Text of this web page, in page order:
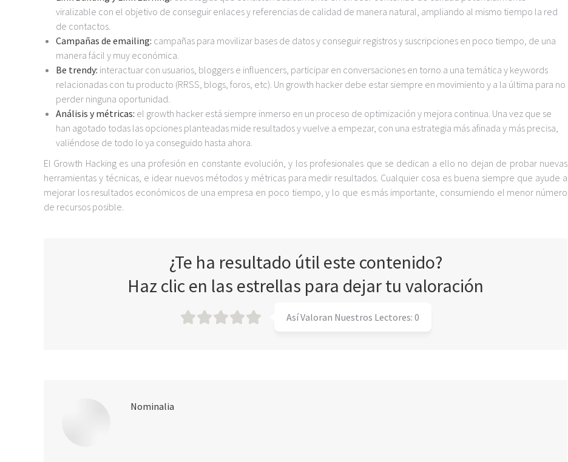
viralizable con el objetivo de conseguir enlaces y referencias de calidad de manera natural, ampliando al mismo tiempo la red
de contactos.
Campañas de emailing: campañas para movilizar bases de datos y conseguir registros y suscripciones en poco tiempo, de una
manera fácil y muy económica.
Be trendy: interactuar con usuarios, bloggers e influencers, participar en conversaciones en torno a una temática y keywords
relacionadas con tu producto (RRSS, blogs, foros, etc). Un growth hacker debe estar siempre en movimiento y a la última para no
perder ninguna oportunidad.
Análisis y métricas: el growth hacker está siempre inmerso en un proceso de optimización y mejora continua. Una vez que se
han agotado todas las opciones planteadas mide resultados y vuelve a empezar, con una estrategia más afinada y más precisa,
valiéndose de todo lo ya conseguido hasta ahora.
El Growth Hacking es una profesión en constante evolución, y los profesionales que se dedican a ello no dejan de probar nuevas
herramientas y técnicas, e idear nuevos métodos y métricas para medir resultados. Cualquier cosa es buena siempre que ayude a
mejorar los resultados económicos de una empresa en poco tiempo, y lo que es más importante, consumiendo el menor número
de recursos posible.
¿Te ha resultado útil este contenido?
Haz clic en las estrellas para dejar tu valoración
Así Valoran Nuestros Lectores: 0
Nominalia